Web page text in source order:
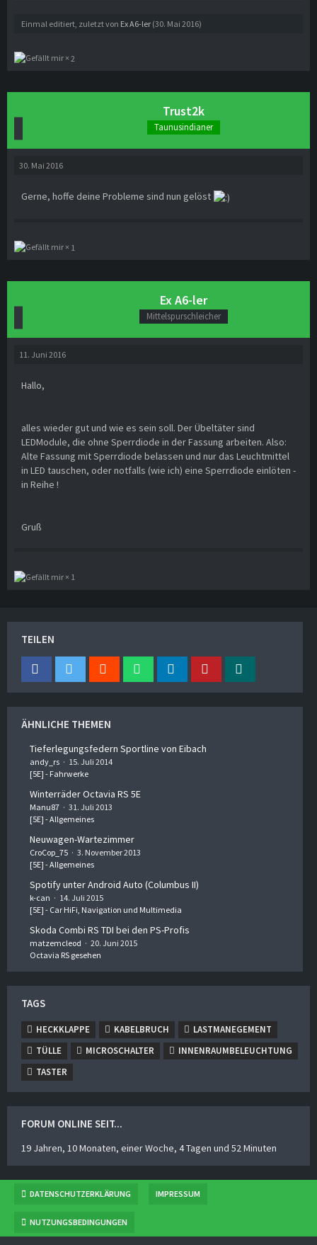
Einmal editiert, zuletzt von Ex A6-ler (30. Mai 2016)
2
Trust2k
Taunusindianer
30. Mai 2016
Gerne, hoffe deine Probleme sind nun gelöst
1
Ex A6-ler
Mittelspurschleicher
11. Juni 2016
Hallo,
alles wieder gut und wie es sein soll. Der Übeltäter sind
LEDModule, die ohne Sperrdiode in der Fassung arbeiten. Also:
Alte Fassung mit Sperrdiode belassen und nur das Leuchtmittel
in LED tauschen, oder notfalls (wie ich) eine Sperrdiode einlöten -
in Reihe !
Gruß
1
TEILEN
ÄHNLICHE THEMEN
Tieferlegungsfedern Sportline von Eibach
andy_rs
15. Juli 2014
[5E] - Fahrwerke
Winterräder Octavia RS 5E
Manu87
31. Juli 2013
[5E] - Allgemeines
Neuwagen-Wartezimmer
CroCop_75
3. November 2013
[5E] - Allgemeines
Spotify unter Android Auto (Columbus II)
k-can
14. Juli 2015
[5E] - Car HiFi, Navigation und Multimedia
Skoda Combi RS TDI bei den PS-Profis
matzemcleod
20. Juni 2015
Octavia RS gesehen
TAGS
HECKKLAPPE KABELBRUCH
LASTMANEGEMENT
TÜLLE
MICROSCHALTER
INNENRAUMBELEUCHTUNG
TASTER
FORUM ONLINE SEIT...
19 Jahren, 10 Monaten, einer Woche, 4 Tagen und 52 Minuten
DATENSCHUTZERKLÄRUNG IMPRESSUM
NUTZUNGSBEDINGUNGEN